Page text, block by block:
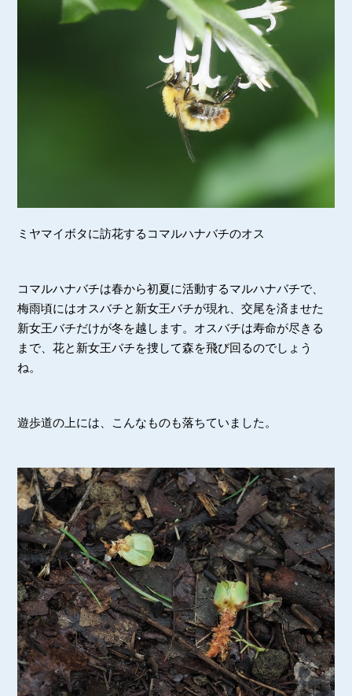
ミヤマイボタに訪花するコマルハナバチのオス
コマルハナバチは春から初夏に活動するマルハナバチで、
梅雨頃にはオスバチと新女王バチが現れ、交尾を済ませた
新女王バチだけが冬を越します。オスバチは寿命が尽きる
まで、花と新女王バチを捜して森を飛び回るのでしょう
ね。
遊歩道の上には、こんなものも落ちていました。